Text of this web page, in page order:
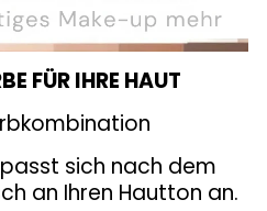
FÜR IHRE HAUT
sich nach dem
an Ihren Hautton an.